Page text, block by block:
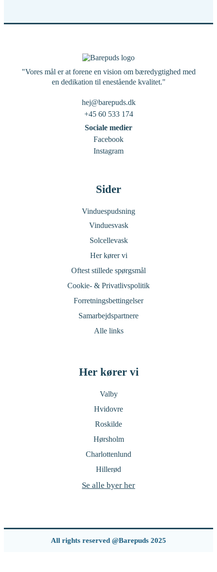
"Vores mål er at forene en vision om bæredygtighed med
en dedikation til enestående kvalitet."
hej@barepuds.dk
+45 60 533 174
Sociale medier
Facebook
Instagram
Sider
Vinduespudsning
Vinduesvask
Solcellevask
Her kører vi
Oftest stillede spørgsmål
Cookie- & Privatlivspolitik
Forretningsbettingelser
Samarbejdspartnere
Alle links
Her kører vi
Valby
Hvidovre
Roskilde
Hørsholm
Charlottenlund
Hillerød
Se alle byer her
All rights reserved @Barepuds 2025